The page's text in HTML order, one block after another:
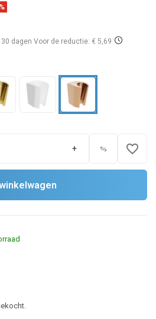
dagen Voor de reductie: € 5,69
+ favorite_border